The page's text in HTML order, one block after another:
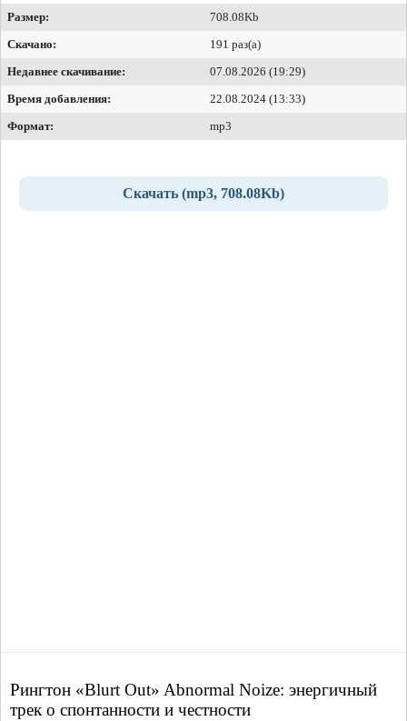
Размер:
708.08Kb
Скачано:
191 раз(а)
Недавнее скачивание:
07.08.2026 (19:29)
Время добавления:
22.08.2024 (13:33)
Формат:
mp3
Скачать (mp3, 708.08Kb)
Рингтон «Blurt Out» Abnormal Noize: энергичный
трек о спонтанности и честности